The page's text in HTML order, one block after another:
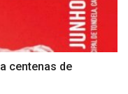
centenas de